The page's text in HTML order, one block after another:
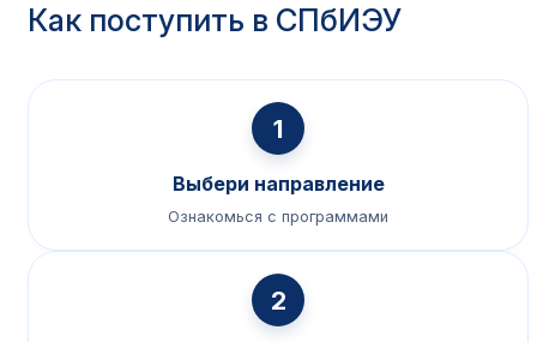
Как поступить в СПбИЭУ
1
Выбери направление
Ознакомься с программами
2